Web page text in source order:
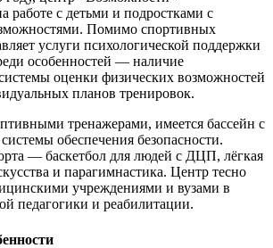
работе с детьми и подростками с
Помимо спортивных
услуги психологической поддержки
особенностей — наличие
оценки физических возможностей
планов тренировок.
тренажерами, имеется бассейн с
обеспечения безопасности.
— баскетбол для людей с ДЦП, лёгкая
и парагимнастика. Центр тесно
учреждениями и вузами в
педагогики и реабилитации.